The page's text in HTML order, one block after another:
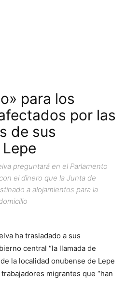
para los
por las
de sus
preguntará en el Parlamento
el dinero que la Junta de
a alojamientos para la
ha trasladado a sus
central “la llamada de
la localidad onubense de Lepe
migrantes que “han